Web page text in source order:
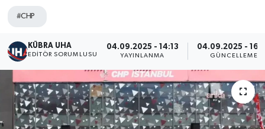
#CHP
KÜBRA UHA
EDİTÖR SORUMLUSU
04.09.2025 - 14:13
YAYINLANMA
04.09.2025 -
GÜNCELLEME